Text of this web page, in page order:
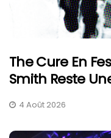
The Cure En
Smith Reste
4 Août 2026